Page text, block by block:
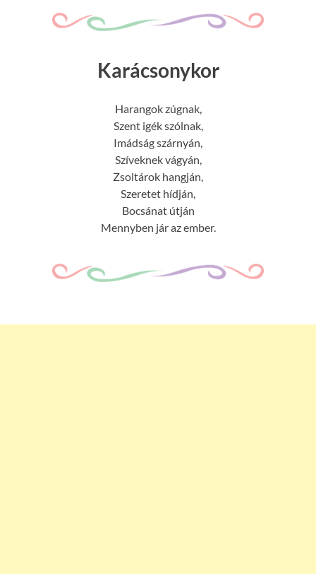
Karácsonykor
Harangok zúgnak,
Szent igék szólnak,
Imádság szárnyán,
Szíveknek vágyán,
Zsoltárok hangján,
Szeretet hídján,
Bocsánat útján
Mennyben jár az ember.